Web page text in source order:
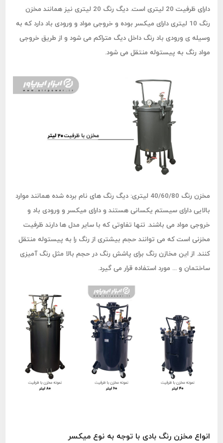
دارای ظرفیت 20 لیتری است. دیگ رنگ 20 لیتری نیز همانند مخزن
رنگ 10 لیتری دارای میکسر بوده و خروجی مواد و ورودی باد دارد که به
وسیله ی ورودی باد رنگ داخل دیگ متراکم می شود و از طریق خروجی
مواد رنگ به پیستوله منتقل می شود.
مخزن رنگ 40/60/80 لیتری:
دیگ رنگ های نام برده شده همانند موارد
بالایی دارای سیستم یکسانی هستند و دارای میکسر و ورودی باد و
خروجی مواد می باشند. تنها تفاوتی که با سایر مدل ها دارند ظرفیت
مخزنی است که می توانند حجم بیشتری از رنگ را به پیستوله منتقل
کنند. از این مخازن رنگ برای پاشش رنگ در حجم بالا مثل رنگ آمیزی
ساختمان و ... مورد استفاده قرار می گیرد.
انواع مخزن رنگ بادی با توجه به نوع میکسر